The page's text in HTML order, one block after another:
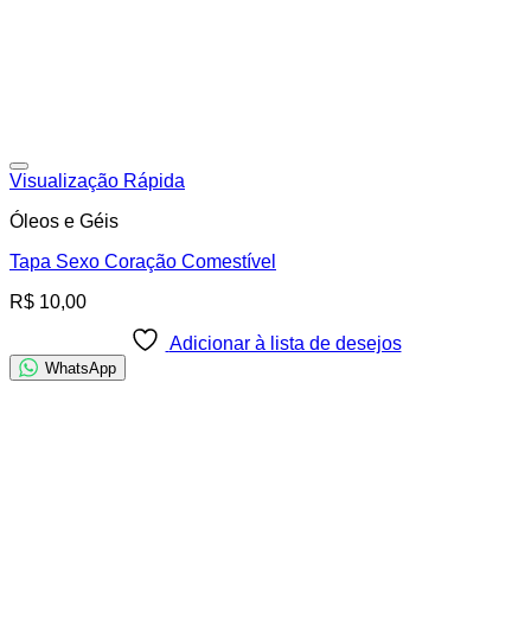
Visualização Rápida
Óleos e Géis
Tapa Sexo Coração Comestível
R$ 10,00
Adicionar à lista de desejos
WhatsApp